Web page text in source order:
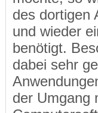
des dortigen
und wieder
benötigt.
dabei sehr
der Umgang